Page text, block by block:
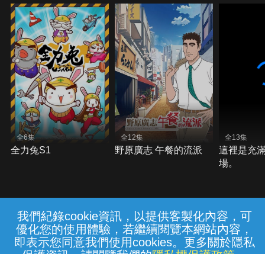
我們紀錄cookie資訊，以提供客製化內容，可
優化您的使用體驗，若繼續閱覽本網站內容，
即表示您同意我們使用cookies。更多關於隱私
全6集
全力兔S1
全12集
野原廣志 午餐的流派
全13集
這裡是充
場。
常見問題 線上客服 服務條款 隱私權保護
{{notifyMsg}}